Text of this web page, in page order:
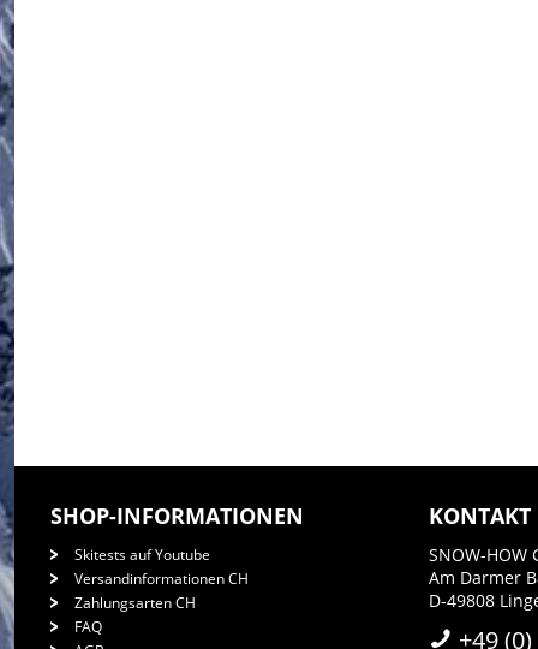
SHOP-INFORMATIONEN
Skitests auf Youtube
Versandinformationen CH
Zahlungsarten CH
FAQ
KONTAKT
SNOW-HOW
Am Darmer
D-49808
+49